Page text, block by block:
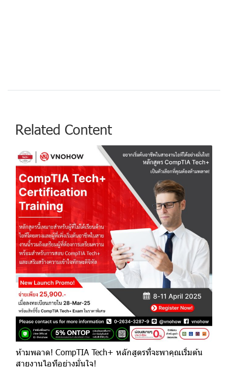
Related Content
ห้ามพลาด! CompTIA Tech+ หลักสูตรที่จะพาคุณเริ่มต้น
สายงานไอทีอย่างมั่นใจ!